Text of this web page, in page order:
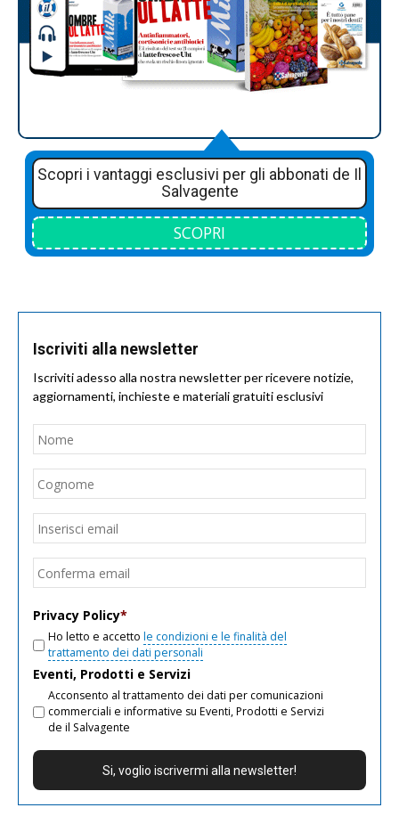
Scopri i vantaggi esclusivi per gli abbonati de Il
Salvagente
SCOPRI
Iscriviti alla newsletter
Iscriviti adesso alla nostra newsletter per ricevere notizie,
aggiornamenti, inchieste e materiali gratuiti esclusivi
Nome
Email
Privacy Policy*
Ho letto e accetto le condizioni e le finalità del
trattamento dei dati personali
Eventi, Prodotti e Servizi
Acconsento al trattamento dei dati per comunicazioni
commerciali e informative su Eventi, Prodotti e Servizi
de il Salvagente